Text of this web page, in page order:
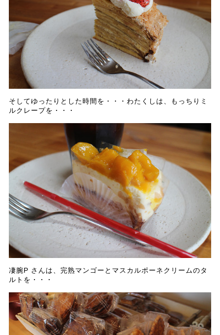
そしてゆったりとした時間を・・・わたくしは、もっちりミ
ルクレープを・・・
凄腕P さんは、完熟マンゴーとマスカルポーネクリームのタ
ルトを・・・